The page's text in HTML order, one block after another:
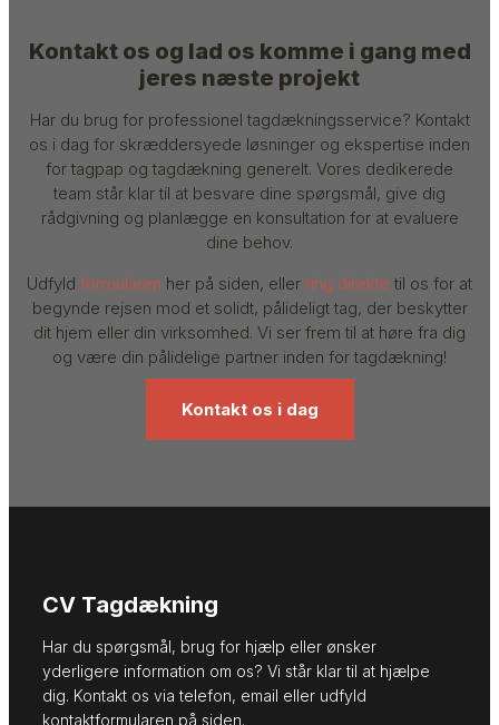
Kontakt os og lad os komme i gang med
jeres næste projekt
Har du brug for professionel tagdækningsservice? Kontakt
os i dag for skræddersyede løsninger og ekspertise inden
for tagpap og tagdækning generelt. Vores dedikerede
team står klar til at besvare dine spørgsmål, give dig
rådgivning og planlægge en konsultation for at evaluere
dine behov.
Udfyld formularen her på siden, eller ring direkte til os for at
begynde rejsen mod et solidt, pålideligt tag, der beskytter
dit hjem eller din virksomhed. Vi ser frem til at høre fra dig
og være din pålidelige partner inden for tagdækning!
Kontakt os i dag
CV Tagdækning
Har du spørgsmål, brug for hjælp eller ønsker
yderligere information om os? Vi står klar til at hjælpe
dig. Kontakt os via telefon, email eller udfyld
kontaktformularen på siden.